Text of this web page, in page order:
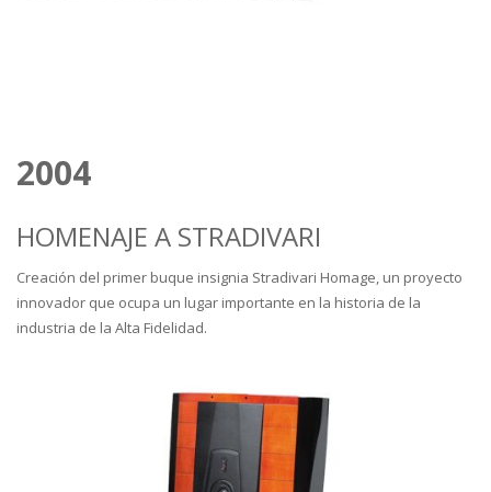
2004
HOMENAJE A STRADIVARI
Creación del primer buque insignia Stradivari Homage, un proyecto
innovador que ocupa un lugar importante en la historia de la
industria de la Alta Fidelidad.